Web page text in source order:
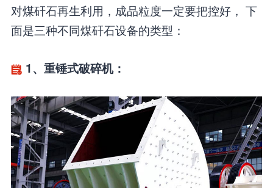
对煤矸石再生利用，成品粒度一定要把控好， 下
面是三种不同煤矸石设备的类型：
1、重锤式破碎机：